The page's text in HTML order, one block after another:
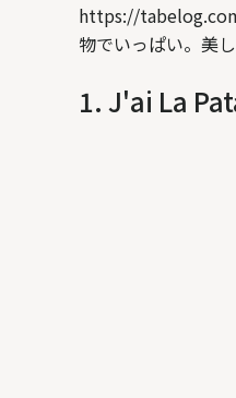
https://
物でいっぱい。美
1. J'ai La